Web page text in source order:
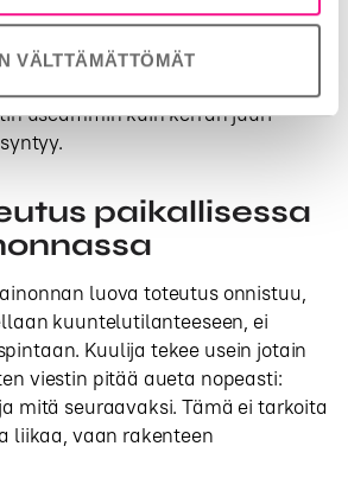
VÄLTTÄMÄTTÖMÄT
kysyntäpiikkiin, radio tarjoaa
Tällöin viestin pitää olla tiivis
useammin kuin kerran juuri
paikallisessa
luova toteutus onnistuu,
kuuntelutilanteeseen, ei
Kuulija tekee usein jotain
viestin pitää aueta nopeasti:
mitä seuraavaksi. Tämä ei tarkoita
liikaa, vaan rakenteen